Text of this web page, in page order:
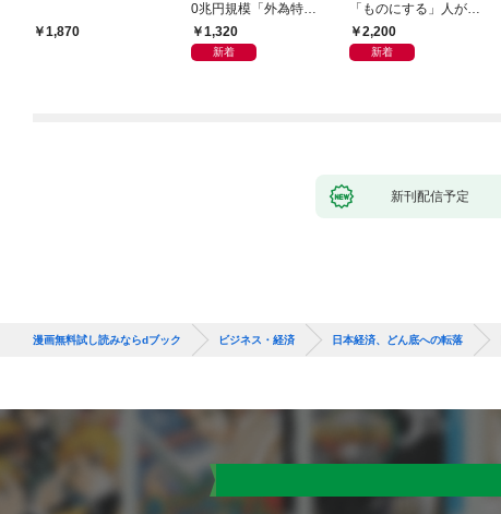
1,870
0兆円規模「外為特
会」が生まれた謎
1,320
新着
「ものにする」人が自
然とやっている 最小の
インプットで最大の成
2,200
新着
新刊配信予定
漫画無料試し読みならdブック ビジネス・経済 日本経済、どん底への転落